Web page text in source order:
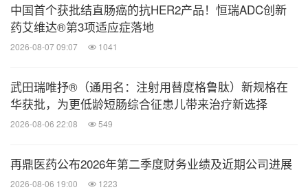
中国首个获批结直肠癌的抗HER2产品！恒瑞ADC创新
药艾维达®第3项适应症落地
2026-08-07 09:07 1041
武田瑞唯抒®（通用名：注射用替度格鲁肽）新规格在
华获批，为更低龄短肠综合征患儿带来治疗新选择
2026-08-06 22:08 549
再鼎医药公布2026年第二季度财务业绩及近期公司进展
2026-08-06 19:00 1223